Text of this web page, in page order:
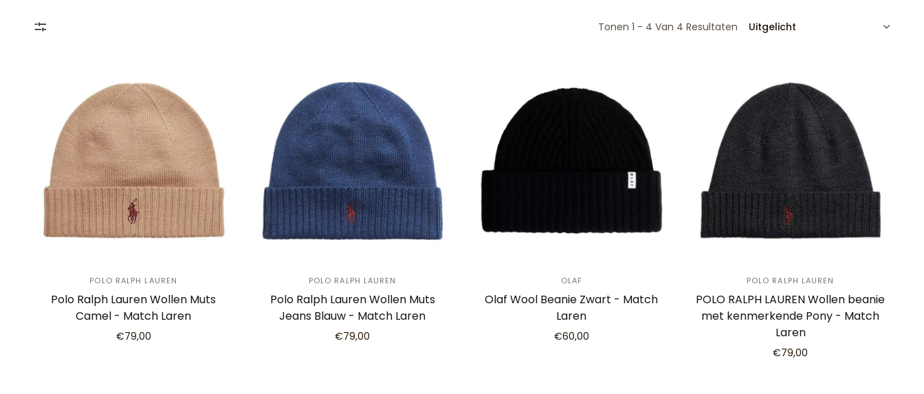
Tonen 1 - 4 Van 4 Resultaten
POLO RALPH LAUREN
Polo Ralph Lauren Wollen Muts
Camel - Match Laren
€79,00
POLO RALPH LAUREN
Polo Ralph Lauren Wollen Muts
Jeans Blauw - Match Laren
€79,00
OLAF
Olaf Wool Beanie Zwart - Match
Laren
€60,00
POLO RALPH LAUREN
POLO RALPH LAUREN Wollen beanie
met kenmerkende Pony - Match
Laren
€79,00